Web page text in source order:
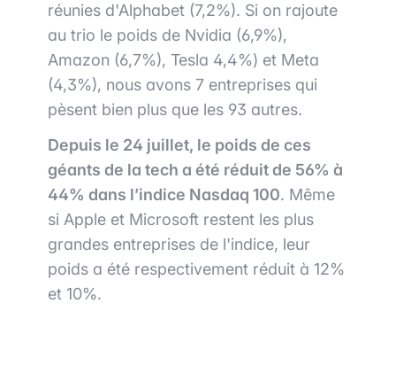
réunies d'Alphabet (7,2%). Si on rajoute
au trio le poids de Nvidia (6,9%),
Amazon (6,7%), Tesla 4,4%) et Meta
(4,3%), nous avons 7 entreprises qui
pèsent bien plus que les 93 autres.
Depuis le 24 juillet, le poids de ces
géants de la tech a été réduit de 56% à
44% dans l’indice Nasdaq 100. Même
si Apple et Microsoft restent les plus
grandes entreprises de l'indice, leur
poids a été respectivement réduit à 12%
et 10%.